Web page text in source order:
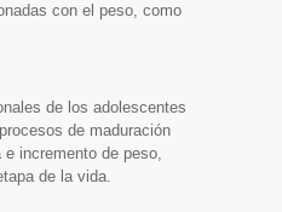
con el peso, como
de los adolescentes
de maduración
incremento de peso,
de la vida.